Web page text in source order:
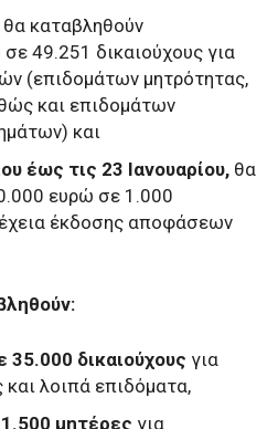
θα καταβληθούν
49.251 δικαιούχους για
(επιδομάτων μητρότητας,
και επιδομάτων
και
έως τις 23 Ιανουαρίου, θα
ευρώ σε 1.000
έκδοσης αποφάσεων
δικαιούχους για
και λοιπά επιδόματα,
μητέρες για